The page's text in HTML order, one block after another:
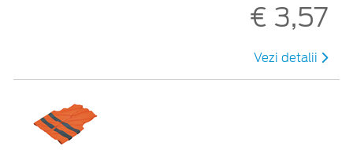
€ 3,57
Vezi detalii